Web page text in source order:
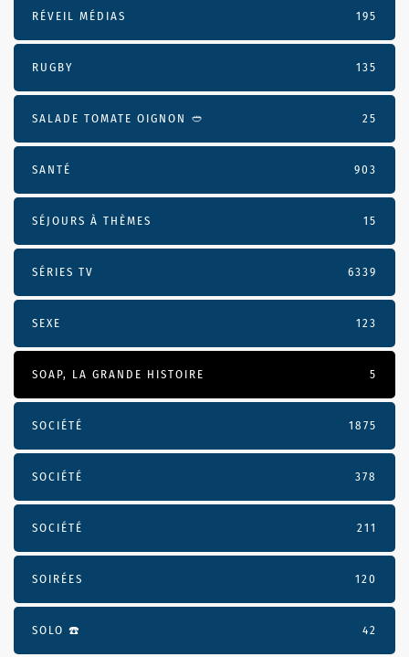
RÉVEIL MÉDIAS 195
RUGBY 135
SALADE TOMATE OIGNON 🥙 25
SANTÉ 903
SÉJOURS À THÈMES 15
SÉRIES TV 6339
SEXE 123
SOAP, LA GRANDE HISTOIRE 5
SOCIÉTÉ 1875
SOCIÉTÉ 378
SOCIÉTÉ 211
SOIRÉES 120
SOLO ☎️ 42